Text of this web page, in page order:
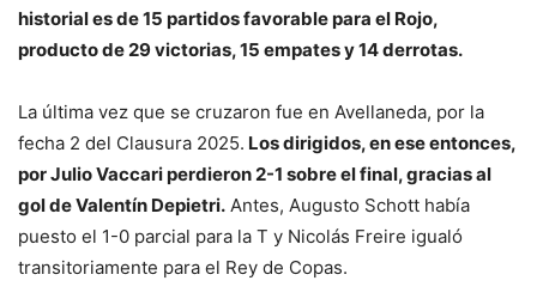
historial es de 15 partidos favorable para el Rojo,
producto de 29 victorias, 15 empates y 14 derrotas.
La última vez que se cruzaron fue en Avellaneda, por la
fecha 2 del Clausura 2025. Los dirigidos, en ese entonces,
por Julio Vaccari perdieron 2-1 sobre el final, gracias al
gol de Valentín Depietri. Antes, Augusto Schott había
puesto el 1-0 parcial para la T y Nicolás Freire igualó
transitoriamente para el Rey de Copas.